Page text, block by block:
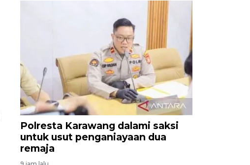
Polresta Karawang dalami saksi
untuk usut penganiayaan dua
remaja